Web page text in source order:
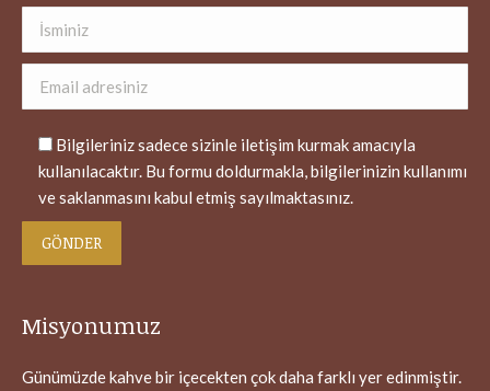
Bilgileriniz sadece sizinle iletişim kurmak amacıyla
kullanılacaktır. Bu formu doldurmakla, bilgilerinizin kullanımı
ve saklanmasını kabul etmiş sayılmaktasınız.
Misyonumuz
Günümüzde kahve bir içecekten çok daha farklı yer edinmiştir.